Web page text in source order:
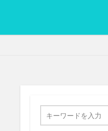
スロークッカー